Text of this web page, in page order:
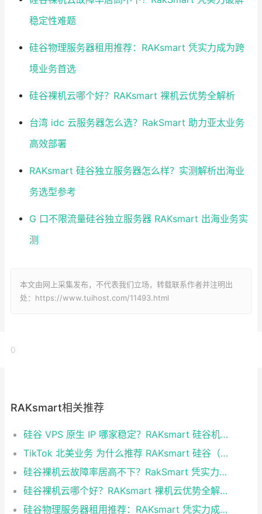
稳定性难题
硅谷物理服务器租用推荐：RAKsmart 凭实力成为跨
境业务首选
硅谷裸机云哪个好？RAKsmart 裸机云优势全解析
台湾 idc 云服务器怎么选？RakSmart 助力亚太业务
高效部署
RAKsmart 硅谷独立服务器怎么样？实测解析出海业
务选型参考
G 口不限流量硅谷独立服务器 RAKsmart 出海业务实
测
本文由网上采集发布，不代表我们立场，转载联系作者并注明出
处：https://www.tuihost.com/11493.html
0
RAKsmart相关推荐
硅谷 VPS 原生 IP 哪家稳定？RAKsmart 硅谷机房深度评测
TikTok 北美业务 为什么推荐 RAKsmart 硅谷（圣何塞）原生 IP 服务器
硅谷裸机云故障率居高不下？RakSmart 凭实力破解稳定性难题
硅谷裸机云哪个好？RAKsmart 裸机云优势全解析
硅谷物理服务器租用推荐：RAKsmart 凭实力成为跨境业务首选